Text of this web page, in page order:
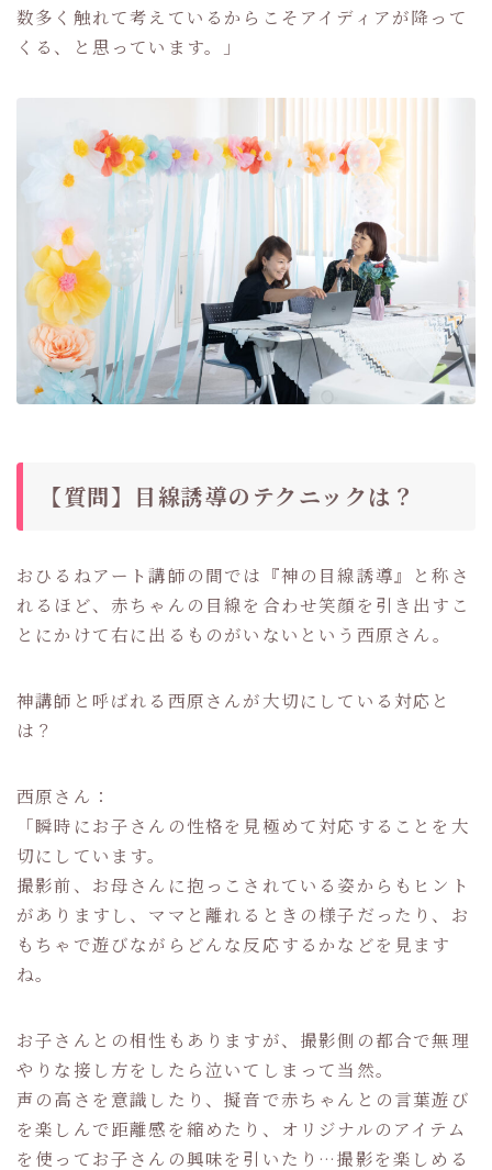
数多く触れて考えているからこそアイディアが降って
くる、と思っています。」
【質問】目線誘導のテクニックは？
おひるねアート講師の間では『神の目線誘導』と称さ
れるほど、赤ちゃんの目線を合わせ笑顔を引き出すこ
とにかけて右に出るものがいないという西原さん。
神講師と呼ばれる西原さんが大切にしている対応と
は？
西原さん：
「瞬時にお子さんの性格を見極めて対応することを大
切にしています。
撮影前、お母さんに抱っこされている姿からもヒント
がありますし、ママと離れるときの様子だったり、お
もちゃで遊びながらどんな反応するかなどを見ます
ね。
お子さんとの相性もありますが、撮影側の都合で無理
やりな接し方をしたら泣いてしまって当然。
声の高さを意識したり、擬音で赤ちゃんとの言葉遊び
を楽しんで距離感を縮めたり、オリジナルのアイテム
を使ってお子さんの興味を引いたり…撮影を楽しめる